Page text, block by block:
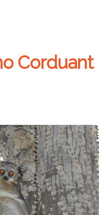
Corduant